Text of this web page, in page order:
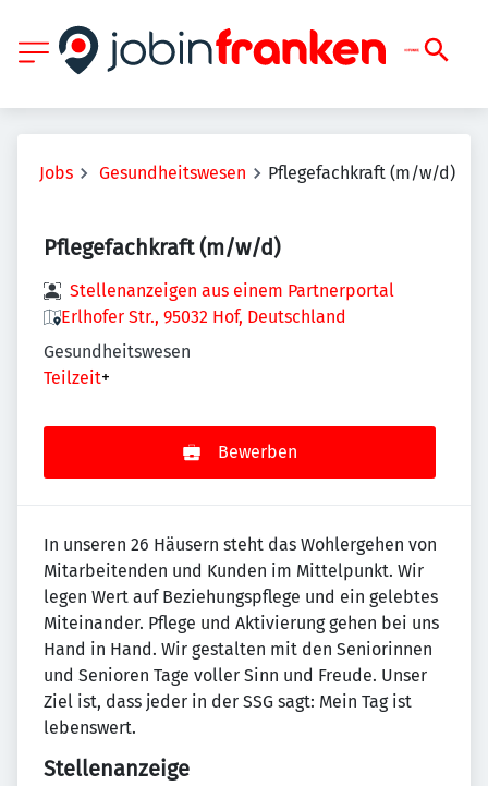
Jobs Gesundheitswesen Pflegefachkraft (m/w/d)
Pflegefachkraft (m/w/d)
Stellenanzeigen aus einem Partnerportal
Erlhofer Str., 95032 Hof, Deutschland
Gesundheitswesen
Teilzeit+
Bewerben
In unseren 26 Häusern steht das Wohlergehen von
Mitarbeitenden und Kunden im Mittelpunkt. Wir
legen Wert auf Beziehungspflege und ein gelebtes
Miteinander. Pflege und Aktivierung gehen bei uns
Hand in Hand. Wir gestalten mit den Seniorinnen
und Senioren Tage voller Sinn und Freude. Unser
Ziel ist, dass jeder in der SSG sagt: Mein Tag ist
lebenswert.
Stellenanzeige